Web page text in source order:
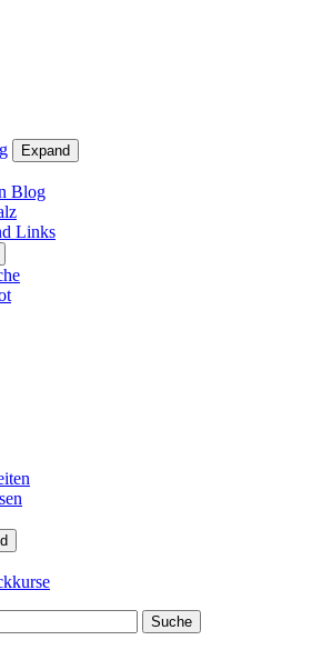
Expand
Blog
Links